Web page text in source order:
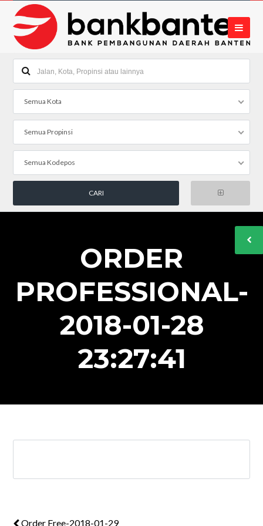
Semua Kota
Semua Propinsi
Semua Kodepos
ORDER
PROFESSIONAL-
2018-01-28
23:27:41
Order Free-2018-01-29